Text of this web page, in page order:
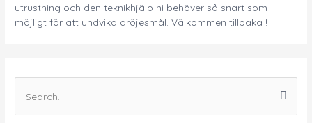
utrustning och den teknikhjälp ni behöver så snart som
möjligt för att undvika dröjesmål. Välkommen tillbaka !
ö